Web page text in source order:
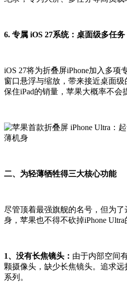
6. 专属 iOS 27系统：桌面级多任务
iOS 27将为折叠屏iPhone加入多项
窗口悬浮与缩放，带来接近桌面
保住iPad的销量，苹果大概率不会
二、为轻薄牺牲得三大核心功能
尽管顶着最强旗舰的名号，但为了
身，苹果也不得不砍掉iPhone Ultra
1、没有长焦镜头： 由于内部空间
颗摄像头，缺少长焦镜头。追求
系列。